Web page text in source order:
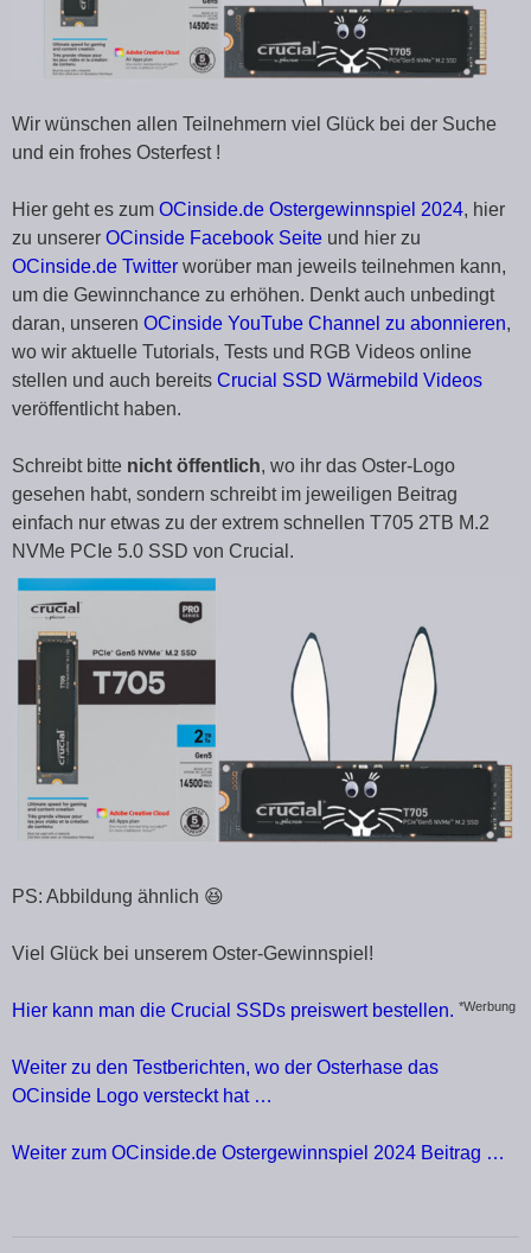
Wir wünschen allen Teilnehmern viel Glück bei der Suche
und ein frohes Osterfest !
Hier geht es zum OCinside.de Ostergewinnspiel 2024, hier
zu unserer OCinside Facebook Seite und hier zu
OCinside.de Twitter worüber man jeweils teilnehmen kann,
um die Gewinnchance zu erhöhen. Denkt auch unbedingt
daran, unseren OCinside YouTube Channel zu abonnieren,
wo wir aktuelle Tutorials, Tests und RGB Videos online
stellen und auch bereits Crucial SSD Wärmebild Videos
veröffentlicht haben.
Schreibt bitte nicht öffentlich, wo ihr das Oster-Logo
gesehen habt, sondern schreibt im jeweiligen Beitrag
einfach nur etwas zu der extrem schnellen T705 2TB M.2
NVMe PCIe 5.0 SSD von Crucial.
PS: Abbildung ähnlich 😆
Viel Glück bei unserem Oster-Gewinnspiel!
Hier kann man die Crucial SSDs preiswert bestellen. *Werbung
Weiter zu den Testberichten, wo der Osterhase das
OCinside Logo versteckt hat …
Weiter zum OCinside.de Ostergewinnspiel 2024 Beitrag …